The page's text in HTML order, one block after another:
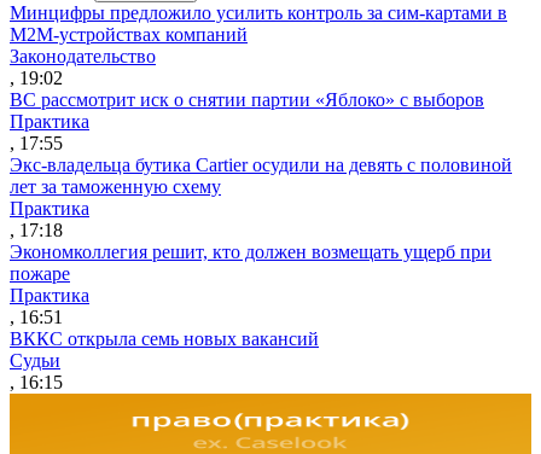
Минцифры предложило усилить контроль за сим-картами в
M2M-устройствах компаний
Законодательство
, 19:02
ВС рассмотрит иск о снятии партии «Яблоко» с выборов
Практика
, 17:55
Экс-владельца бутика Cartier осудили на девять с половиной
лет за таможенную схему
Практика
, 17:18
Экономколлегия решит, кто должен возмещать ущерб при
пожаре
Практика
, 16:51
ВККС открыла семь новых вакансий
Судьи
, 16:15